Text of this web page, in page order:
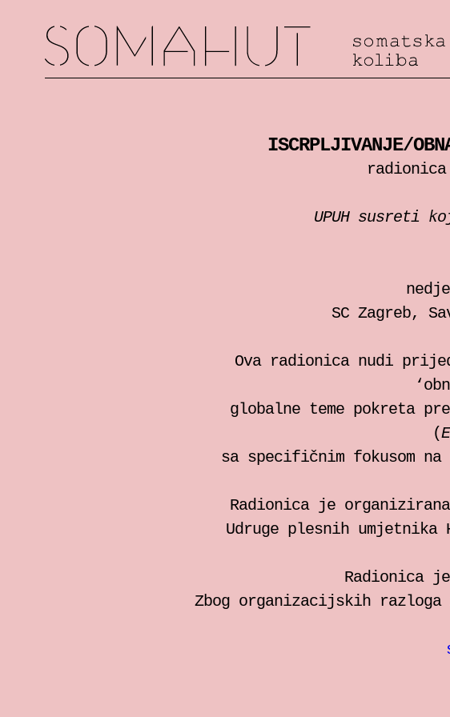
ISCRPLJIVANJE/
UPUH susreti
SC Zagreb,
Ova radionica nudi
globalne teme pokreta
(
sa specifičnim fokusom
Radionica je
Udruge plesnih
Radionica
Zbog organizacijskih